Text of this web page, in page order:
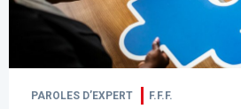
PAROLES D’EXPERT F.F.F.